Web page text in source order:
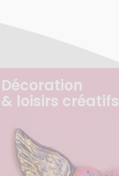
Décoration
& loisirs créatifs